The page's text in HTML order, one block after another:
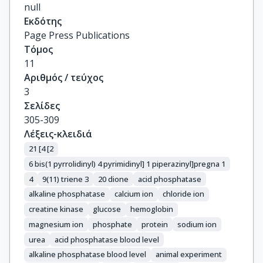
null
Εκδότης
Page Press Publications
Τόμος
11
Αριθμός / τεύχος
3
Σελίδες
305-309
Λέξεις-κλειδιά
21 [4 [2
6 bis(1 pyrrolidinyl) 4 pyrimidinyl] 1 piperazinyl]pregna 1
4
9(11) triene 3 20 dione
acid phosphatase
alkaline phosphatase
calcium ion
chloride ion
creatine kinase
glucose
hemoglobin
magnesium ion
phosphate protein
sodium ion
urea
acid phosphatase blood level
alkaline phosphatase blood level
animal experiment